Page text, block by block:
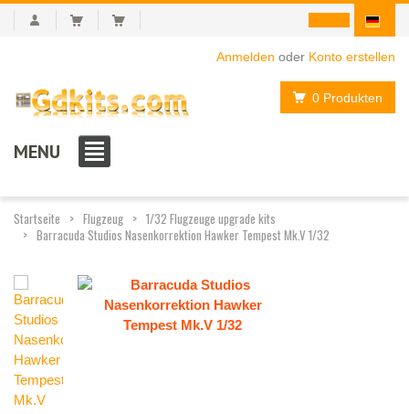
Anmelden oder Konto erstellen
0 Produkten
MENU
Startseite Flugzeug
1/32 Flugzeuge upgrade kits
Barracuda Studios Nasenkorrektion Hawker Tempest Mk.V 1/32